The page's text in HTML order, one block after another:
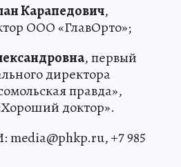
Карапедович,
ООО «ГлавОрто»;
, первый
директора
правда»,
доктор».
+7 985